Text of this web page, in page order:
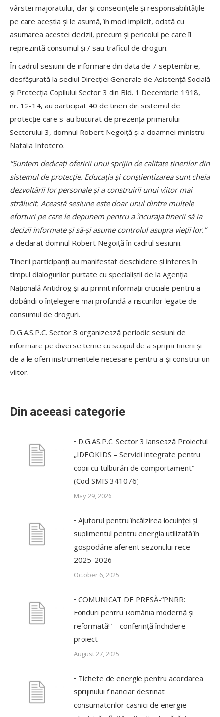
vârstei majoratului, dar și consecințele și responsabilitățile
pe care aceștia și le asumă, în mod implicit, odată cu
asumarea acestei decizii, precum și pericolul pe care îl
reprezintă consumul și / sau traficul de droguri.
În cadrul sesiunii de informare din data de 7 septembrie,
desfășurată la sediul Direcției Generale de Asistență Socială
și Protecția Copilului Sector 3 din Bld. 1 Decembrie 1918,
nr. 12-14, au participat 40 de tineri din sistemul de
protecție care s-au bucurat de prezența primarului
Sectorului 3, domnul Robert Negoiță și a doamnei ministru
Natalia Intotero.
“Suntem dedicați oferirii unui sprijin de calitate tinerilor din
sistemul de protecție. Educația și conștientizarea sunt cheia
dezvoltării lor personale și a construirii unui viitor mai
strălucit. Această sesiune este doar unul dintre multele
eforturi pe care le depunem pentru a încuraja tinerii să ia
decizii informate și să-și asume controlul asupra vieții lor.”
a declarat domnul Robert Negoiță în cadrul sesiunii.
Tinerii participanți au manifestat deschidere și interes în
timpul dialogurilor purtate cu specialiștii de la Agenția
Națională Antidrog și au primit informații cruciale pentru a
dobândi o înțelegere mai profundă a riscurilor legate de
consumul de droguri.
D.G.A.S.P.C. Sector 3 organizează periodic sesiuni de
informare pe diverse teme cu scopul de a sprijini tinerii și
de a le oferi instrumentele necesare pentru a-și construi un
viitor.
Din aceeasi categorie
• D.G.AS.P.C. Sector 3 lansează Proiectul
„IDEOKIDS – Servicii integrate pentru
copii cu tulburări de comportament”
(Cod SMIS 341076)
May 29, 2026
• Ajutorul pentru încălzirea locuinței și
suplimentul pentru energia utilizată în
gospodărie aferent sezonului rece
2025-2026
October 6, 2025
• COMUNICAT DE PRESĂ-“PNRR:
Fonduri pentru România modernă și
reformată!” – conferință închidere
proiect
August 27, 2025
• Tichete de energie pentru acordarea
sprijinului financiar destinat
consumatorilor casnici de energie